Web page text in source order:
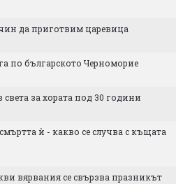
да приготвим царевица
по българското Черноморие
за хората под 30 години
ѝ - какво се случва с къщата
вярвания се свързва празникът